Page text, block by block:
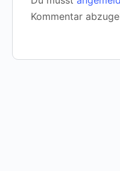
Kommentar